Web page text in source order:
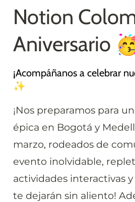
Notion
Aniversario
¡Acompáñanos a celebrar
✨
¡Nos preparamos para
épica en Bogotá y
marzo, rodeados de
evento inolvidable,
actividades interactivas
te dejarán sin aliento!